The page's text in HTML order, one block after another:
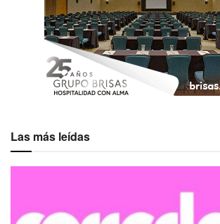
Otras ideas a considerar, de
con los expertos son:
Cambio en la utilización del espacio.
quiere tu audiencia. Deja que aflore
Las más leídas